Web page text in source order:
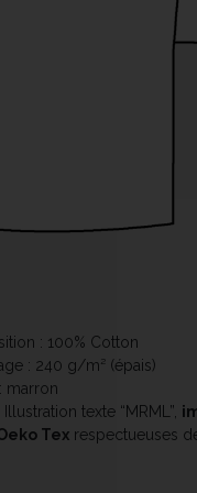
: 100% Cotton
: 240 g/m² (épais)
marron
texte “MRML”,
Tex respectueuses